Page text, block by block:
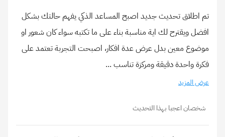
تم اطلاق تحديث جديد اصبح المساعد الذكي يفهم حالتك بشكل
افضل ويقترح لك اية مناسبة بناء على ما تكتبه سواء كان شعور او
موضوع معين بدل عرض عدة افكار، اصبحت التجربة تعتمد على
فكرة واحدة دقيقة ومركزة تناسب ...
عرض المزيد
شخصان اعجبا بهذا التحديث